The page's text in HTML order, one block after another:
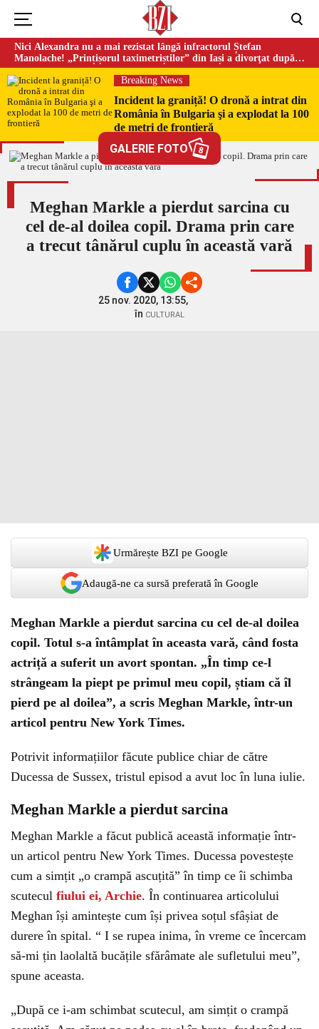
Nici Alexandra nu a mai rezistat lângă infractorul Ștefan
Manolache! „Prințișorul taximetriștilor” din Iași a divorţat după
doi ani de căsnicie
Breaking News
Incident la graniță! O dronă a intrat din
România în Bulgaria şi a explodat la 100
de metri de frontieră
GALERIE FOTO 8
Meghan Markle a pierdut sarcina cu
cel de-al doilea copil. Drama prin care
a trecut tânărul cuplu în această vară
25 nov. 2020, 13:55,
în CULTURAL
Urmărește BZI pe Google
Adaugă-ne ca sursă preferată în Google
Meghan Markle a pierdut sarcina cu cel de-al doilea
copil. Totul s-a întâmplat în aceasta vară, când fosta
actriță a suferit un avort spontan. „În timp ce-l
strângeam la piept pe primul meu copil, știam că îl
pierd pe al doilea”, a scris Meghan Markle, într-un
articol pentru New York Times.
Potrivit informațiilor făcute publice chiar de către
Ducessa de Sussex, tristul episod a avut loc în luna iulie.
Meghan Markle a pierdut sarcina
Meghan Markle a făcut publică această informație într-
un articol pentru New York Times. Ducessa povestește
cum a simțit „o crampă ascuțită” în timp ce îi schimba
scutecul fiului ei, Archie. În continuarea articolului
Meghan își amintește cum își privea soțul sfâșiat de
durere în spital. “ I se rupea inima, în vreme ce încercam
să-mi țin laolaltă bucățile sfărâmate ale sufletului meu”,
spune aceasta.
„După ce i-am schimbat scutecul, am simțit o crampă